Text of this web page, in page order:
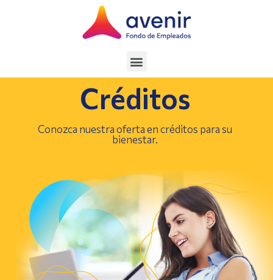
Créditos
Conozca nuestra oferta en créditos para su
bienestar.